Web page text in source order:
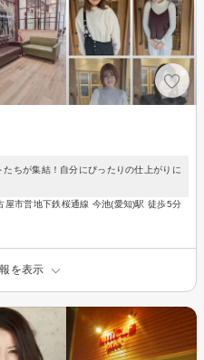
たちが集結！自分にぴったりの仕上がりに
屋市営地下鉄桜通線 今池(愛知)駅 徒歩5分
を表示